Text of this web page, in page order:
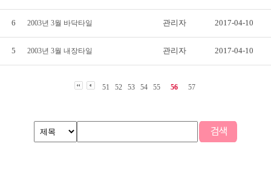
6 2003년 3월 바닥타일 관리자 2017-04-10
5 2003년 3월 내장타일 관리자 2017-04-10
51 52 53 54 55 56 57